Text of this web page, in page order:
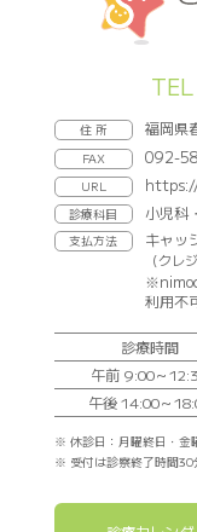
TEL
住 所 福岡県
FAX 092-
URL
診療科目 小児科
支払方法 キャッ
（クレ
利用不
診療時間
午前 9:00～
午後 14:00～
※ 休診日：月曜終日・金
※ 受付は診察終了時間30